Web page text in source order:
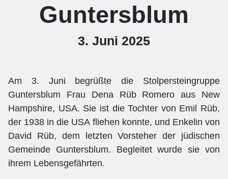
Guntersblum
3. Juni 2025
Am 3. Juni begrüßte die Stolpersteingruppe
Guntersblum Frau Dena Rüb Romero aus New
Hampshire, USA. Sie ist die Tochter von Emil Rüb,
der 1938 in die USA fliehen konnte, und Enkelin von
David Rüb, dem letzten Vorsteher der jüdischen
Gemeinde Guntersblum. Begleitet wurde sie von
ihrem Lebensgefährten.